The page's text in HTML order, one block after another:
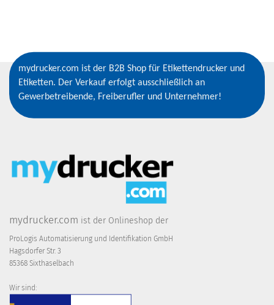
mydrucker.com ist der B2B Shop für Etikettendrucker und
Etiketten. Der Verkauf erfolgt ausschließlich an
Gewerbetreibende, Freiberufler und Unternehmer!
mydrucker.com ist der Onlineshop der
ProLogis Automatisierung und Identifikation GmbH
Hagsdorfer Str. 3
85368 Sixthaselbach
Wir sind: